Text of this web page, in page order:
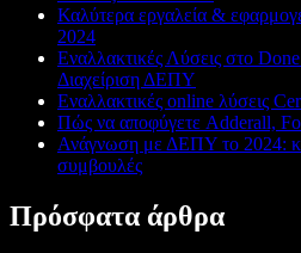
Καλύτερα εργαλεία &
2024
Εναλλακτικές Λύσεις στο
Διαχείριση ΔΕΠΥ
Εναλλακτικές online λύσεις
Πώς να αποφύγετε Adderall,
Ανάγνωση με ΔΕΠΥ το 2024:
συμβουλές
Πρόσφατα άρθρα